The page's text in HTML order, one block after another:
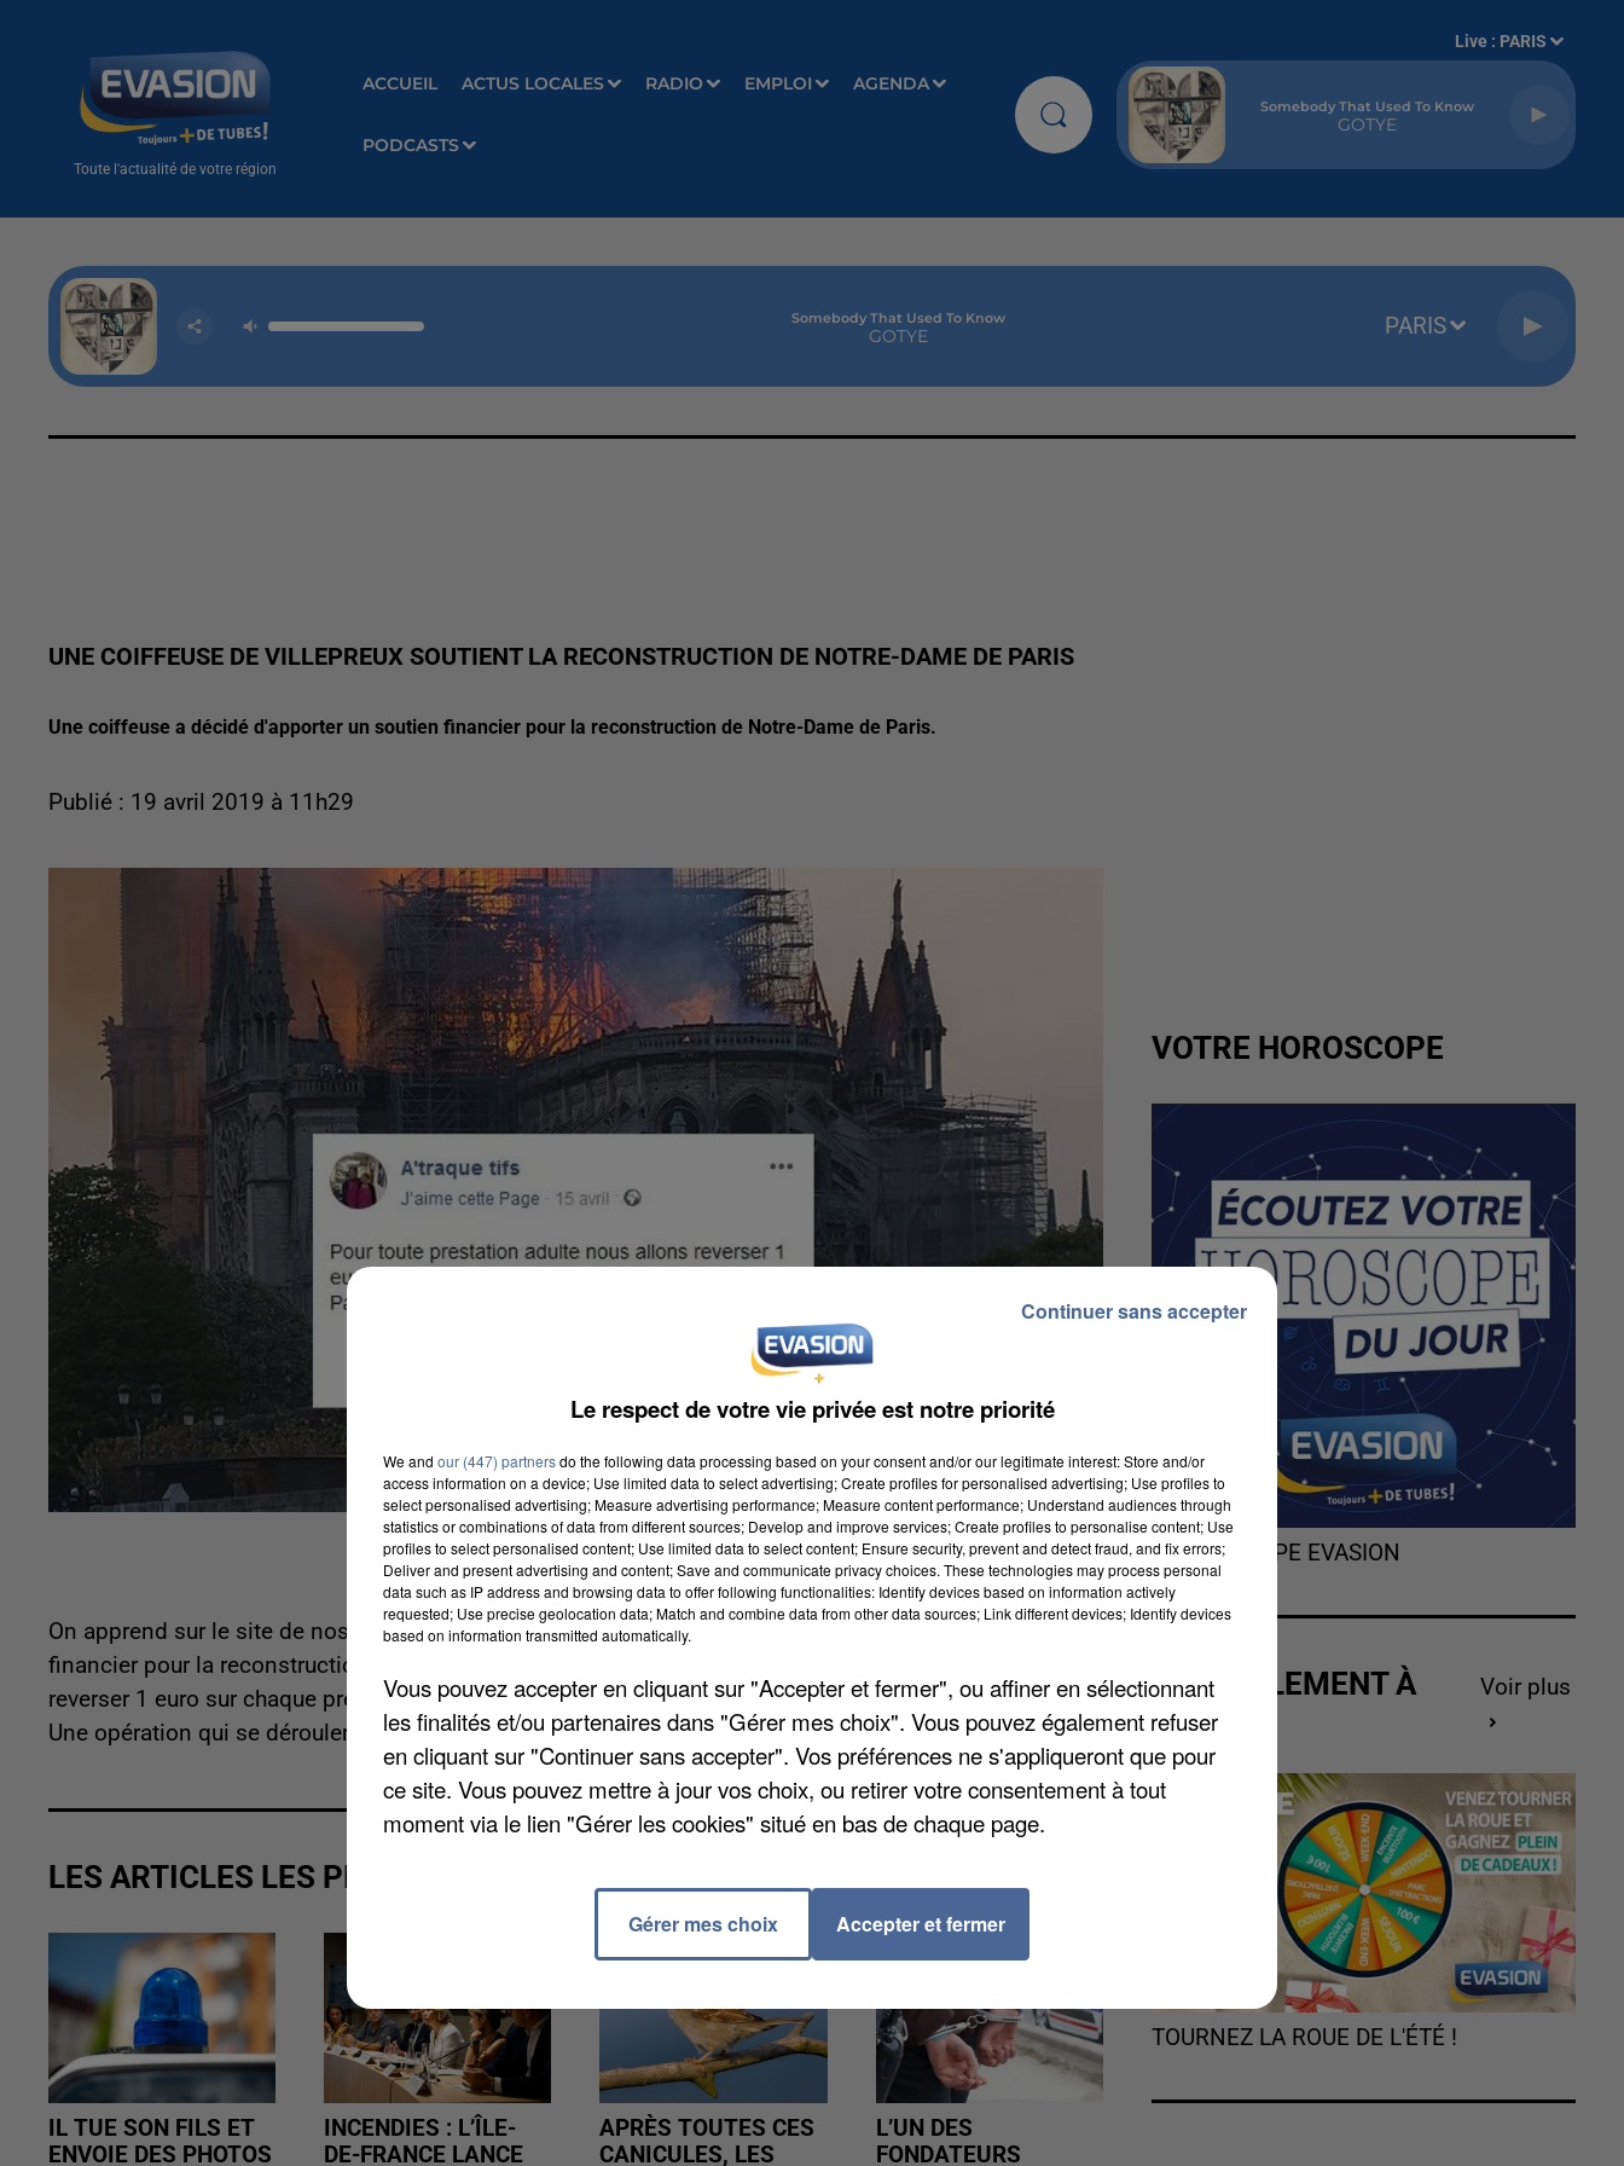
Toute l'actualité de votre région
ACCUEIL ACTUS LOCALES RADIO EMPLOI AGENDA
PODCASTS
Live : PARIS
Somebody That Used To Know
GOTYE
Somebody That Used To Know
GOTYE PARIS
UNE COIFFEUSE DE VILLEPREUX SOUTIENT LA RECONSTRUCTION DE NOTRE-DAME DE PARIS
Une coiffeuse a décidé d'apporter un soutien financier pour la reconstruction de Notre-Dame de Paris.
Publié : 19 avril 2019 à 11h29
On apprend sur le site de nos confrèresActu78qu'une coiffeuse a décidé d'apporter un soutien
financier pour la reconstruction de Notre-Dame de Paris. Cette coiffeuse de Villepreux a décidé de
reverser 1 euro sur chaque prestation adulte. De l'argent qui sera remis à la Fondation du patrimoine.
Une opération qui se déroulera jusqu'au 10 juin prochain.
LES ARTICLES LES PLUS VUS
IL TUE SON FILS ET
ENVOIE DES PHOTOS
INCENDIES : L’ÎLE-
DE-FRANCE LANCE
APRÈS TOUTES CES
CANICULES, LES
L’UN DES
FONDATEURS
VOTRE HOROSCOPE
L'HOROSCOPE EVASION
ACTUELLEMENT À
GAGNER
Voir plus
TOURNEZ LA ROUE DE L'ÉTÉ !
Le respect de votre vie privée est notre priorité
We and our (447) partnersdo the following data processing based on your consent and/or our legitimate interest: Store and/or
access information on a device; Use limited data to select advertising; Create profiles for personalised advertising; Use profiles to
select personalised advertising; Measure advertising performance; Measure content performance; Understand audiences through
statistics or combinations of data from different sources; Develop and improve services; Create profiles to personalise content; Use
profiles to select personalised content; Use limited data to select content; Ensure security, prevent and detect fraud, and fix errors;
Deliver and present advertising and content; Save and communicate privacy choices. These technologies may process personal
data such as IP address and browsing data to offer following functionalities: Identify devices based on information actively
requested; Use precise geolocation data; Match and combine data from other data sources; Link different devices; Identify devices
based on information transmitted automatically.
Vous pouvez accepter en cliquant sur "Accepter et fermer", ou affiner en sélectionnant
les finalités et/ou partenaires dans "Gérer mes choix". Vous pouvez également refuser
en cliquant sur "Continuer sans accepter". Vos préférences ne s'appliqueront que pour
ce site. Vous pouvez mettre à jour vos choix, ou retirer votre consentement à tout
moment via le lien "Gérer les cookies" situé en bas de chaque page.
Gérer mes choix Accepter et fermer
Continuer sans accepter